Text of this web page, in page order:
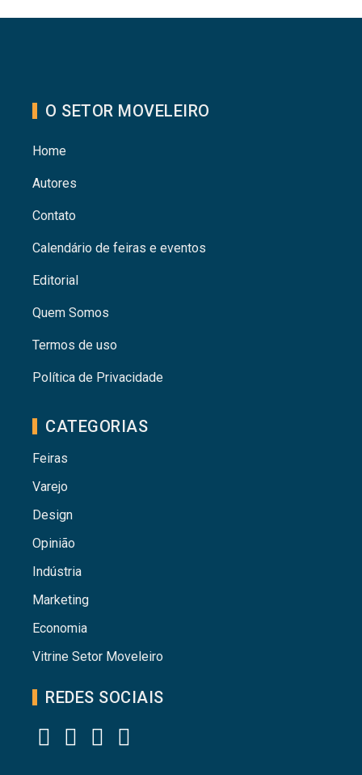
O SETOR MOVELEIRO
Home
Autores
Contato
Calendário de feiras e eventos
Editorial
Quem Somos
Termos de uso
Política de Privacidade
CATEGORIAS
Feiras
Varejo
Design
Opinião
Indústria
Marketing
Economia
Vitrine Setor Moveleiro
REDES SOCIAIS